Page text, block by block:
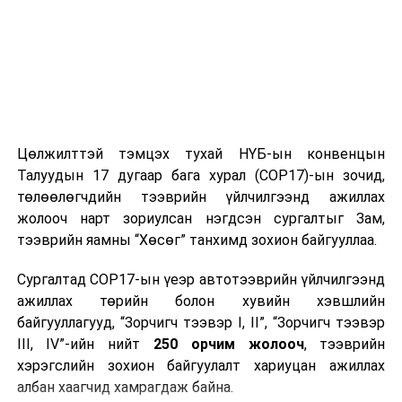
Цөлжилттэй тэмцэх тухай НҮБ-ын конвенцын
Талуудын 17 дугаар бага хурал (COP17)-ын зочид,
төлөөлөгчдийн тээврийн үйлчилгээнд ажиллах
жолооч нарт зориулсан нэгдсэн сургалтыг Зам,
тээврийн яамны “Хөсөг” танхимд зохион байгууллаа.
Сургалтад COP17-ын үеэр автотээврийн үйлчилгээнд
ажиллах төрийн болон хувийн хэвшлийн
байгууллагууд, “Зорчигч тээвэр I, II”, “Зорчигч тээвэр
III, IV”-ийн нийт 250 орчим жолооч, тээврийн
хэрэгслийн зохион байгуулалт хариуцан ажиллах
албан хаагчид хамрагдаж байна.